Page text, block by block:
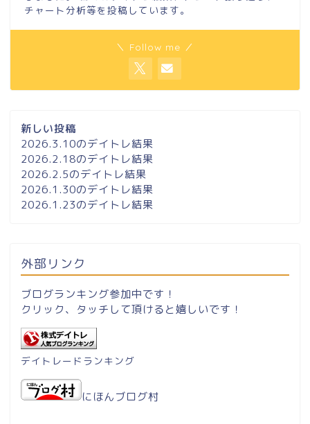
チャート分析等を投稿しています。
＼ Follow me ／
新しい投稿
2026.3.10のデイトレ結果
2026.2.18のデイトレ結果
2026.2.5のデイトレ結果
2026.1.30のデイトレ結果
2026.1.23のデイトレ結果
外部リンク
ブログランキング参加中です！
クリック、タッチして頂けると嬉しいです！
デイトレードランキング
にほんブログ村